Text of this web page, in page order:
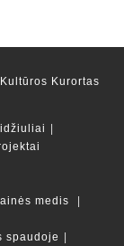
Kultūros Kurortas
medis
spaudoje